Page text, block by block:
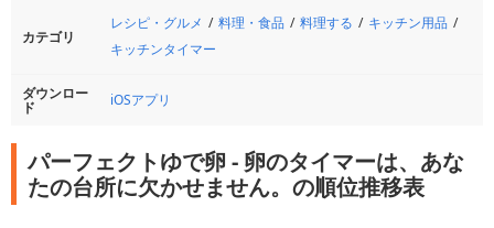
カテゴリ
レシピ・グルメ 料理・食品 料理する
キッチン用品
キッチンタイマー
ダウンロー
ド iOSアプリ
パーフェクトゆで卵 - 卵のタイマーは、あな
たの台所に欠かせません。の順位推移表